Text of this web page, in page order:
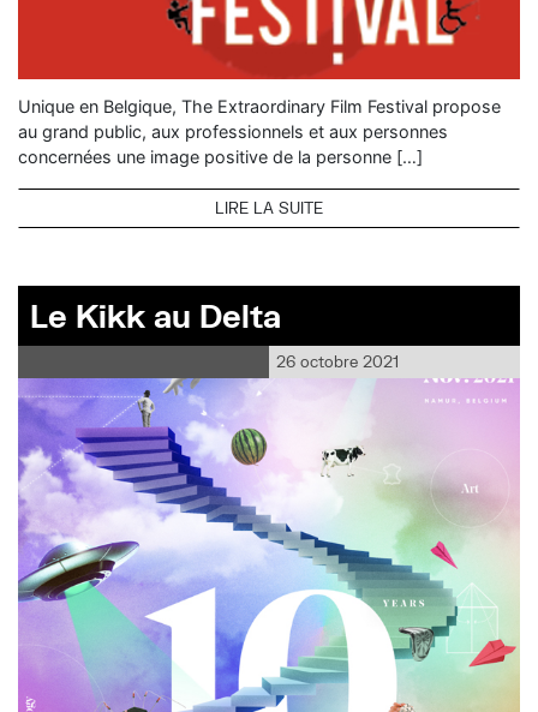
Unique en Belgique, The Extraordinary Film Festival propose
au grand public, aux professionnels et aux personnes
concernées une image positive de la personne […]
LIRE LA SUITE
Le Kikk au Delta
26 octobre 2021